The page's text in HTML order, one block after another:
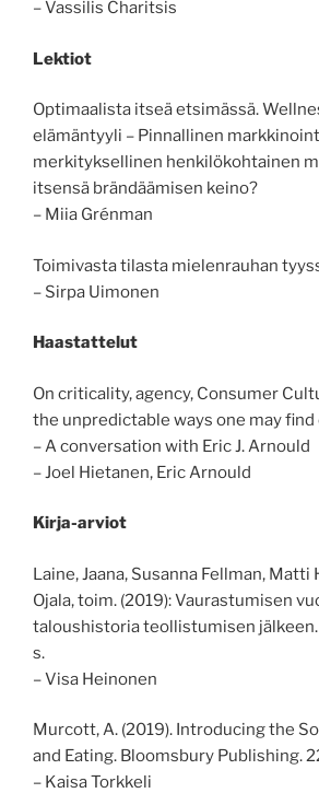
– Vassilis Charitsis
Lektiot
Optimaalista itseä etsimässä.
elämäntyyli – Pinnallinen
merkityksellinen henkilökohtainen
itsensä brändäämisen keino?
– Miia Grénman
Toimivasta tilasta mielenrauhan
– Sirpa Uimonen
Haastattelut
On criticality, agency, Consumer
the unpredictable ways one may
– A conversation with Eric J. Arnould
– Joel Hietanen, Eric Arnould
Kirja-arviot
Laine, Jaana, Susanna Fellman, Matti
Ojala, toim. (2019): Vaurastumisen
taloushistoria teollistumisen
s.
– Visa Heinonen
Murcott, A. (2019). Introducing the
and Eating. Bloomsbury Publishing.
– Kaisa Torkkeli